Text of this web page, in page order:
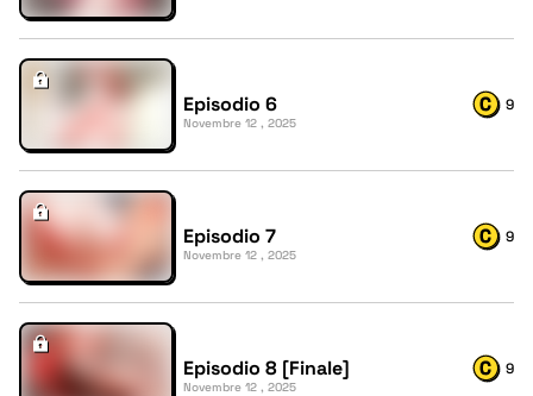
Episodio 6
Novembre 12 , 2025
9
Episodio 7
Novembre 12 , 2025
9
Episodio 8 [Finale]
Novembre 12 , 2025
9